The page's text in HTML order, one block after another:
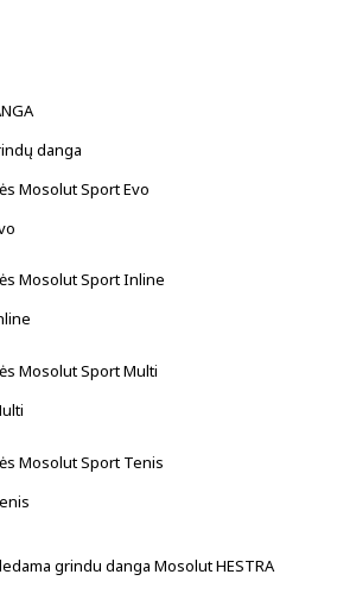
danga
Mosolut Sport Evo
Mosolut Sport Inline
Mosolut Sport Multi
Mosolut Sport Tenis
grindu danga Mosolut HESTRA